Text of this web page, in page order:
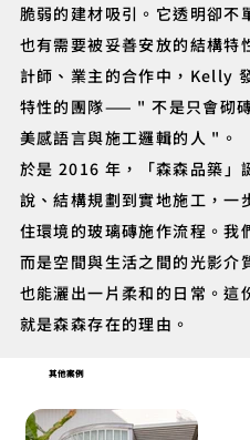
脆弱的建材吸引。它透明卻不
也有需要被妥善安放的結構特
計師、業主的合作中，Kelly
特性的團隊—— " 不是只會砌
美感語言與施工邏輯的人 "。
於是 2016 年，「森森品築」
說、結構規劃到實地施工，一
住環境的玻璃磚施作流程。我
而是空間與生活之間的光影介
也能灑出一片柔和的日常。這
就是森森存在的理由。
其他案例